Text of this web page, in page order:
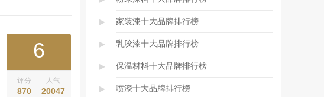
6
评分
870
人气
20047
▸ 家装漆十大品牌排行榜
▸ 乳胶漆十大品牌排行榜
▸ 保温材料十大品牌排行榜
▸ 喷漆十大品牌排行榜